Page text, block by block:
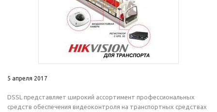
5 апреля 2017
DSSL представляет широкий ассортимент профессиональных
средств обеспечения видеоконтроля на транспортных средствах